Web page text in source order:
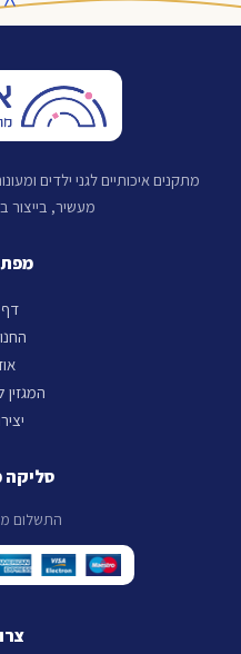
מתקנים איכותיים לגני ילדים
מעשיר, בייצור
דף
המגזין
סליקה
התשלום